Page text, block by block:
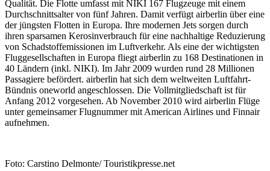
Qualität. Die Flotte umfasst mit NIKI 167 Flugzeuge mit einem
Durchschnittsalter von fünf Jahren. Damit verfügt airberlin über eine
der jüngsten Flotten in Europa. Ihre modernen Jets sorgen durch
ihren sparsamen Kerosinverbrauch für eine nachhaltige Reduzierung
von Schadstoffemissionen im Luftverkehr. Als eine der wichtigsten
Fluggesellschaften in Europa fliegt airberlin zu 168 Destinationen in
40 Ländern (inkl. NIKI). Im Jahr 2009 wurden rund 28 Millionen
Passagiere befördert. airberlin hat sich dem weltweiten Luftfahrt-
Bündnis oneworld angeschlossen. Die Vollmitgliedschaft ist für
Anfang 2012 vorgesehen. Ab November 2010 wird airberlin Flüge
unter gemeinsamer Flugnummer mit American Airlines und Finnair
aufnehmen.
Foto: Carstino Delmonte/ Touristikpresse.net